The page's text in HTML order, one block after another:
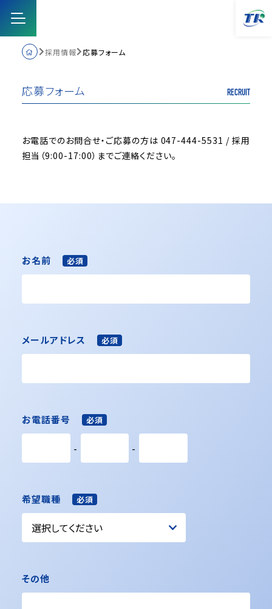
取り組み
お問い合わせ
採用情報 応募フォーム
応募フォーム RECRUIT
お電話でのお問合せ・ご応募の方は 047-444-5531 / 採用
担当（9:00-17:00）までご連絡ください。
お名前 必須
メールアドレス 必須
お電話番号 必須
- -
希望職種 必須
その他